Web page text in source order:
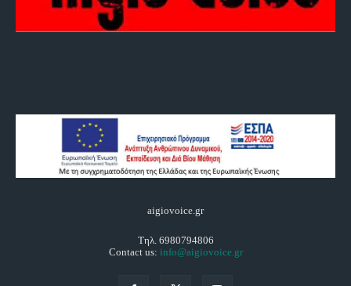
aigiovoice.gr
Τηλ. 6980794806
Contact us: info@aigiovoice.gr